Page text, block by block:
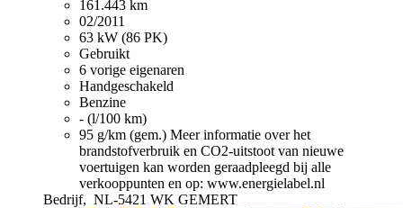
161.443 km
02/2011
63 kW (86 PK)
Gebruikt
6 vorige eigenaren
Handgeschakeld
Benzine
- (l/100 km)
95 g/km (gem.) Meer informatie over het
brandstofverbruik en CO2-uitstoot van nieuwe
voertuigen kan worden geraadpleegd bij alle
verkooppunten en op: www.energielabel.nl
Bedrijf, NL-5421 WK GEMERT